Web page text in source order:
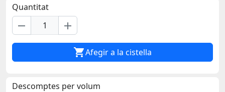
Quantitat
remove add
Afegir a la cistella
Descomptes per volum